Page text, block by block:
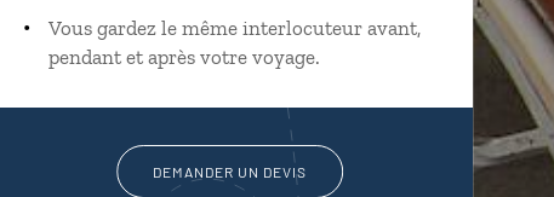
Vous gardez le même interlocuteur avant,
pendant et après votre voyage.
DEMANDER UN DEVIS